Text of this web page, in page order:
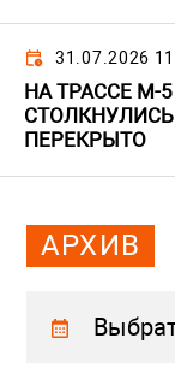
31.07.2026
НА ТРАССЕ М-
ПЕРЕКРЫТО
АРХИВ